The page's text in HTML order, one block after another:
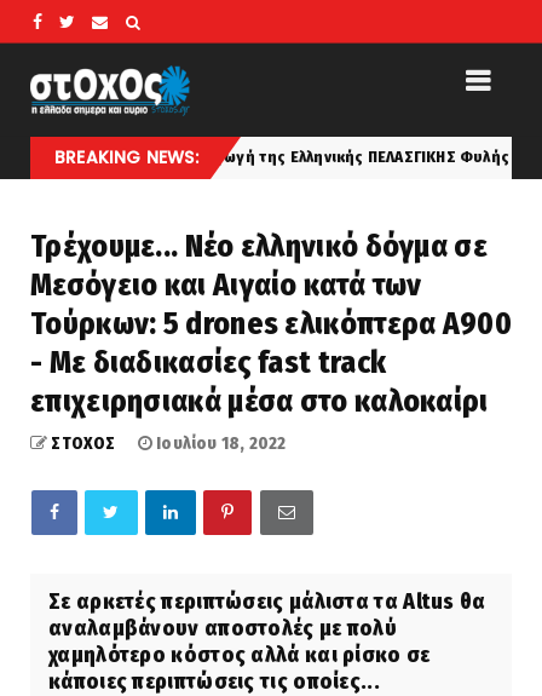
BREAKING NEWS:
Η Καταγωγή της Ελληνικής ΠΕΛΑΣΓΙΚΗΣ Φυλής κατά τον Αριστοτέλη
Τρέχουμε... Νέο ελληνικό δόγμα σε
Μεσόγειο και Αιγαίο κατά των
Τούρκων: 5 drones ελικόπτερα Α900
- Με διαδικασίες fast track
επιχειρησιακά μέσα στο καλοκαίρι
ΣΤΟΧΟΣ Ιουλίου 18, 2022
Σε αρκετές περιπτώσεις μάλιστα τα Altus θα
αναλαμβάνουν αποστολές με πολύ
χαμηλότερο κόστος αλλά και ρίσκο σε
κάποιες περιπτώσεις τις οποίες...